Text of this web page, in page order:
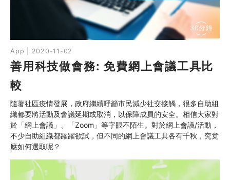
App | 2020-11-02
30分鐘
善用科技做會務: 免費網上會議工具比
較
隨著社區疫情發展，政府繼續呼籲市民減少社交接觸，很多自助組
織都要將活動及會議延期或取消，以保障成員的安全。相信大家對
於「網上會議」、「Zoom」等字眼不陌生。對於網上會議/活動，
不少自助組織都躍躍欲試，但不同的網上會議工具各有千秋，究竟
應如何選取呢？